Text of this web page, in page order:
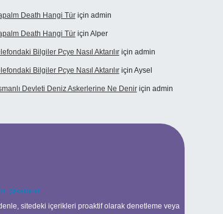
Death Hangi Türiçin admin
Death Hangi Türiçin Alper
Bilgiler Pcye Nasıl Aktarılıriçin admin
Bilgiler Pcye Nasıl Aktarılıriçin Aysel
Devleti Deniz Askerlerine Ne Deniriçin admin
@karabul
sitedeki içerikleri proaktif olarak denetleme veya